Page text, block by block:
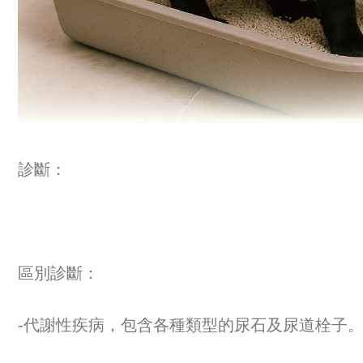
診斷：
區別診斷：
-代謝性疾病，包含各種類型的尿石及尿道栓子。